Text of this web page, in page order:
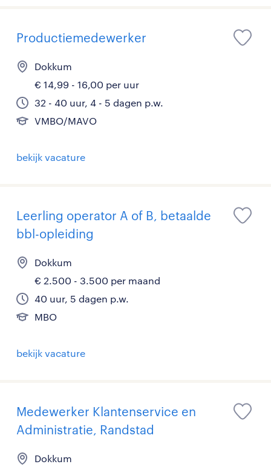
Productiemedewerker
Dokkum
€ 14,99 - 16,00 per uur
32 - 40 uur, 4 - 5 dagen p.w.
VMBO/MAVO
bekijk vacature
Leerling operator A of B, betaalde
bbl-opleiding
Dokkum
€ 2.500 - 3.500 per maand
40 uur, 5 dagen p.w.
MBO
bekijk vacature
Medewerker Klantenservice en
Administratie, Randstad
Dokkum